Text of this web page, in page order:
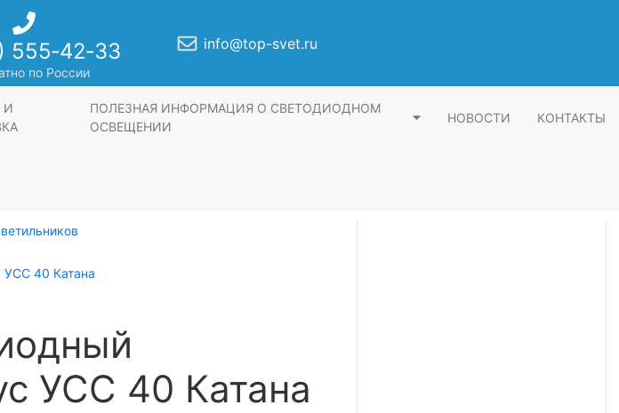
555‑42‑33
по России
info@top-svet.ru
И
ПОЛЕЗНАЯ ИНФОРМАЦИЯ О СВЕТОДИОДНОМ
ОСВЕЩЕНИИ
НОВОСТИ КОНТАКТЫ
УСС 40 Катана
УСС 40 Катана